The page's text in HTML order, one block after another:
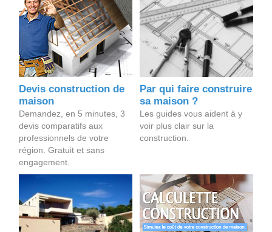
Devis construction de
maison
Demandez, en 5 minutes, 3
devis comparatifs aux
professionnels de votre
région. Gratuit et sans
engagement.
Par qui faire construire
sa maison ?
Les guides vous aident à y
voir plus clair sur la
construction.